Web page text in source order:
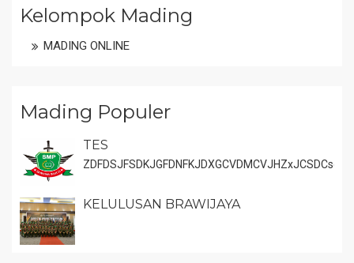
Kelompok Mading
MADING ONLINE
Mading Populer
TES
KELULUSAN BRAWIJAYA